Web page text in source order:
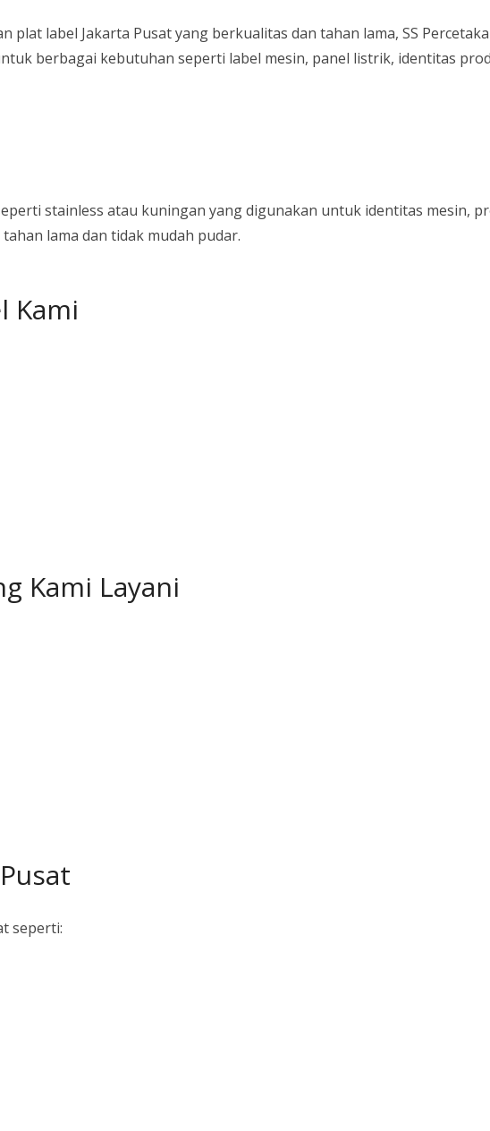
plat label Jakarta Pusat yang berkualitas dan tahan lama, SS
berbagai kebutuhan seperti label mesin, panel listrik, identitas
stainless atau kuningan yang digunakan untuk identitas mesin,
lama dan tidak mudah pudar.
Kami
Kami Layani
seperti: